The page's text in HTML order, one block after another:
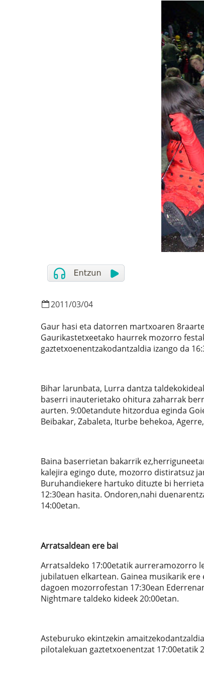
2011/03/04
Gaur hasi eta datorren martxoaren
Gaurikastetxeetako haurrek mozorro
gaztetxoenentzakodantzaldia izango da
Bihar larunbata, Lurra dantza
baserri inauterietako ohitura zaharrak
aurten. 9:00etandute hitzordua eginda
Beibakar, Zabaleta, Iturbe behekoa,
Baina baserrietan bakarrik
kalejira egingo dute, mozorro distiratsuz
Buruhandiekere hartuko dituzte bi
12:30ean hasita. Ondoren,nahi
14:00etan.
Arratsaldean ere bai
Arratsaldeko 17:00etatik aurreramozorro
jubilatuen elkartean. Gainea musikarik
dagoen mozorrofestan 17:30ean
Nightmare taldeko kideek 20:00etan.
Asteburuko ekintzekin
pilotalekuan gaztetxoenentzat 17:00etatik